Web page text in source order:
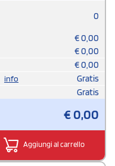
0
€0,00
€0,00
€0,00
info
Gratis
Gratis
€0,00
Aggiungi al carrello